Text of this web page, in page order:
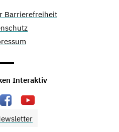
Barrierefreiheit
Interaktiv